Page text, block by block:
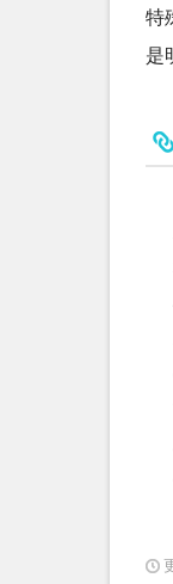
特
是